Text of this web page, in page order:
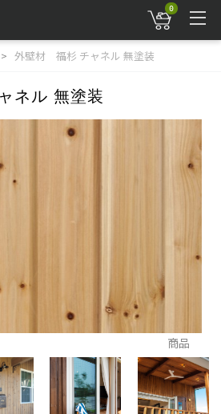
0
外壁材 福杉 チャネル 無塗装
ネル 無塗装
商品